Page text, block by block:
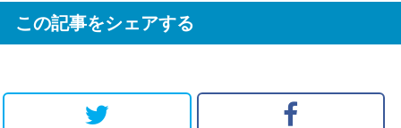
この記事をシェアする